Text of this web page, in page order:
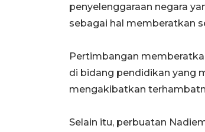
penyelenggaraan negara
sebagai hal memberatkan
Pertimbangan
di bidang pendidikan yang
mengakibatkan
Selain itu, perbuatan